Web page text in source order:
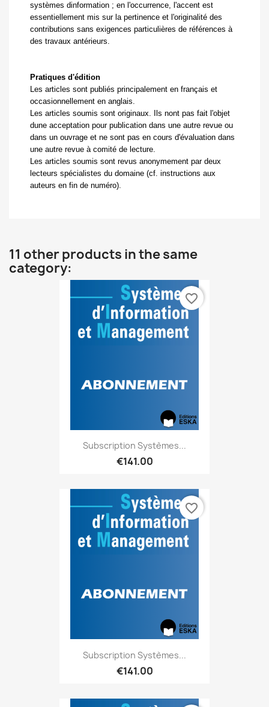
systèmes dinformation ; en l'occurrence, l'accent est
essentiellement mis sur la pertinence et l'originalité des
contributions sans exigences particulières de références à
des travaux antérieurs.
Pratiques d'édition
Les articles sont publiés principalement en français et
occasionnellement en anglais.
Les articles soumis sont originaux. Ils nont pas fait l'objet
dune acceptation pour publication dans une autre revue ou
dans un ouvrage et ne sont pas en cours d'évaluation dans
une autre revue à comité de lecture.
Les articles soumis sont revus anonymement par deux
lecteurs spécialistes du domaine (cf. instructions aux
auteurs en fin de numéro).
11 other products in the same
category:
Subscription Systèmes...
€141.00
favorite_border
Subscription Systèmes...
€141.00
favorite_border